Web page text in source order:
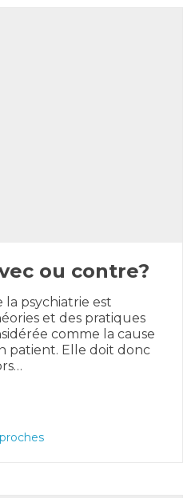
ou contre?
la psychiatrie est
et des pratiques
comme la cause
patient. Elle doit donc